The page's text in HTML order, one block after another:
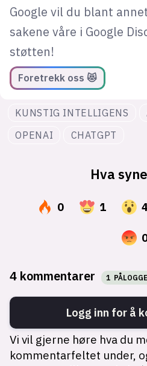
Google vil du blant
sakene våre i Google
støtten!
Foretrekk oss 😻
KUNSTIG INTELLIGENS
OPENAI
CHATGPT